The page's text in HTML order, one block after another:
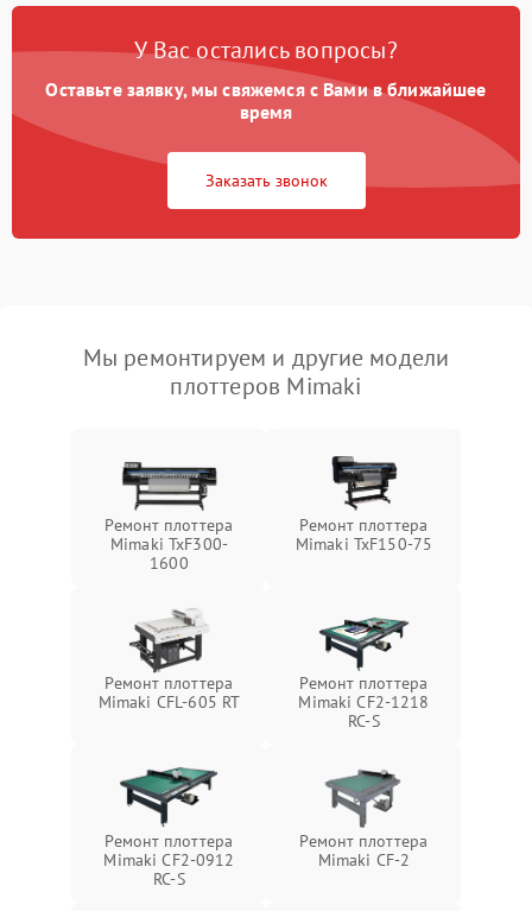
У Вас остались вопросы?
Оставьте заявку, мы свяжемся с Вами в ближайшее
время
Заказать звонок
Мы ремонтируем и другие модели
плоттеров Mimaki
Ремонт плоттера
Mimaki TxF300-
1600
Ремонт плоттера
Mimaki TxF150-75
Ремонт плоттера
Mimaki CFL-605 RT
Ремонт плоттера
Mimaki CF2-1218
RC-S
Ремонт плоттера
Mimaki CF2-0912
RC-S
Ремонт плоттера
Mimaki CF-2